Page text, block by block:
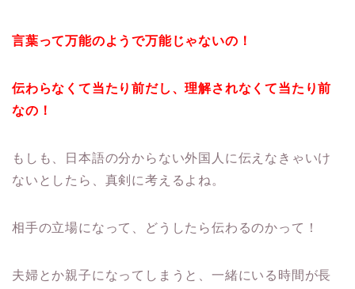
言葉って万能のようで万能じゃないの！
伝わらなくて当たり前だし、理解されなくて当たり前
なの！
もしも、日本語の分からない外国人に伝えなきゃいけ
ないとしたら、真剣に考えるよね。
相手の立場になって、どうしたら伝わるのかって！
夫婦とか親子になってしまうと、一緒にいる時間が長